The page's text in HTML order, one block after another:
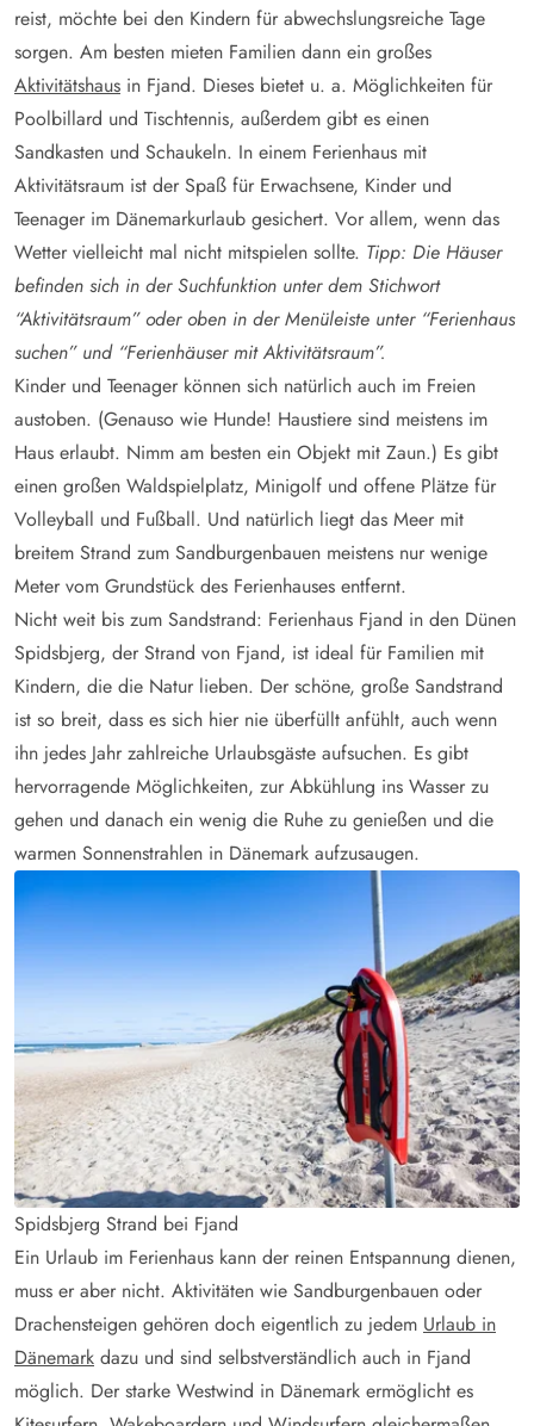
reist, möchte bei den Kindern für abwechslungsreiche Tage
sorgen. Am besten mieten Familien dann ein großes
Aktivitätshaus in Fjand. Dieses bietet u. a. Möglichkeiten für
Poolbillard und Tischtennis, außerdem gibt es einen
Sandkasten und Schaukeln. In einem Ferienhaus mit
Aktivitätsraum ist der Spaß für Erwachsene, Kinder und
Teenager im Dänemarkurlaub gesichert. Vor allem, wenn das
Wetter vielleicht mal nicht mitspielen sollte. Tipp: Die Häuser
befinden sich in der Suchfunktion unter dem Stichwort
“Aktivitätsraum” oder oben in der Menüleiste unter “Ferienhaus
suchen” und “Ferienhäuser mit Aktivitätsraum”.
Kinder und Teenager können sich natürlich auch im Freien
austoben. (Genauso wie Hunde! Haustiere sind meistens im
Haus erlaubt. Nimm am besten ein Objekt mit Zaun.) Es gibt
einen großen Waldspielplatz, Minigolf und offene Plätze für
Volleyball und Fußball. Und natürlich liegt das Meer mit
breitem Strand zum Sandburgenbauen meistens nur wenige
Meter vom Grundstück des Ferienhauses entfernt.
Nicht weit bis zum Sandstrand: Ferienhaus Fjand in den Dünen
Spidsbjerg, der Strand von Fjand, ist ideal für Familien mit
Kindern, die die Natur lieben. Der schöne, große Sandstrand
ist so breit, dass es sich hier nie überfüllt anfühlt, auch wenn
ihn jedes Jahr zahlreiche Urlaubsgäste aufsuchen. Es gibt
hervorragende Möglichkeiten, zur Abkühlung ins Wasser zu
gehen und danach ein wenig die Ruhe zu genießen und die
warmen Sonnenstrahlen in Dänemark aufzusaugen.
Spidsbjerg Strand bei Fjand
Ein Urlaub im Ferienhaus kann der reinen Entspannung dienen,
muss er aber nicht. Aktivitäten wie Sandburgenbauen oder
Drachensteigen gehören doch eigentlich zu jedem Urlaub in
Dänemark dazu und sind selbstverständlich auch in Fjand
möglich. Der starke Westwind in Dänemark ermöglicht es